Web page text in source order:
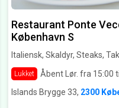
Restaurant Ponte
København S
Italiensk, Skaldyr, Steaks,
Lukket Åbent Lør. fra 15:00
Islands Brygge 33, 2300